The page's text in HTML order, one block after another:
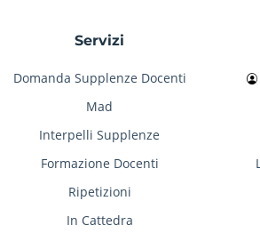
Servizi
Domanda Supplenze Docenti
Mad
Interpelli Supplenze
Formazione Docenti
Ripetizioni
In Cattedra